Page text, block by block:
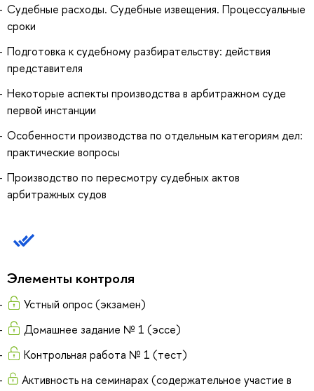
Судебные расходы. Судебные извещения. Процессуальные
сроки
Подготовка к судебному разбирательству: действия
представителя
Некоторые аспекты производства в арбитражном суде
первой инстанции
Особенности производства по отдельным категориям дел:
практические вопросы
Производство по пересмотру судебных актов
арбитражных судов
Элементы контроля
Устный опрос (экзамен)
Домашнее задание № 1 (эссе)
Контрольная работа № 1 (тест)
Активность на семинарах (содержательное участие в